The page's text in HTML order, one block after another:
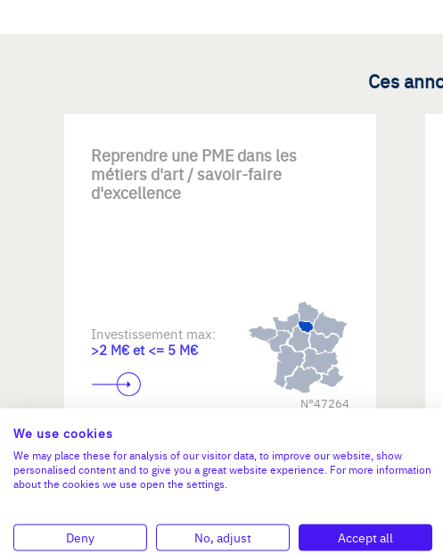
Ces
Reprendre une PME dans les
métiers d'art / savoir-faire
d'excellence
Investissement max:
>2 M€ et <= 5 M€
N°47264
We use cookies
We may place these for analysis of our visitor data, to improve our website, show
personalised content and to give you a great website experience. For more information
about the cookies we use open the settings.
Deny No, adjust Accept all